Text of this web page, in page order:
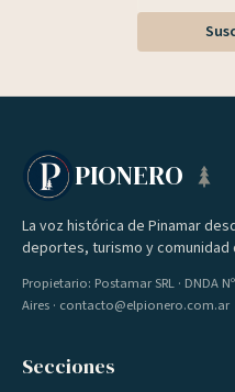
PIONERO
La voz histórica de Pinamar
deportes, turismo y comunidad
Propietario: Postamar SRL · DNDA
Aires · contacto@elpionero.com.ar
Secciones